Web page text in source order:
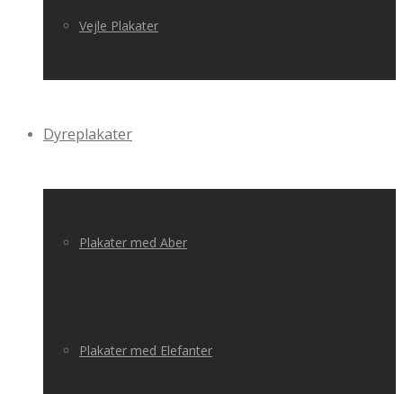
Vejle Plakater
Dyreplakater
Plakater med Aber
Plakater med Elefanter